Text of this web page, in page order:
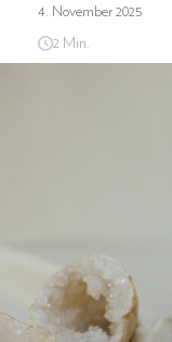
4. November 2025
2 Min.